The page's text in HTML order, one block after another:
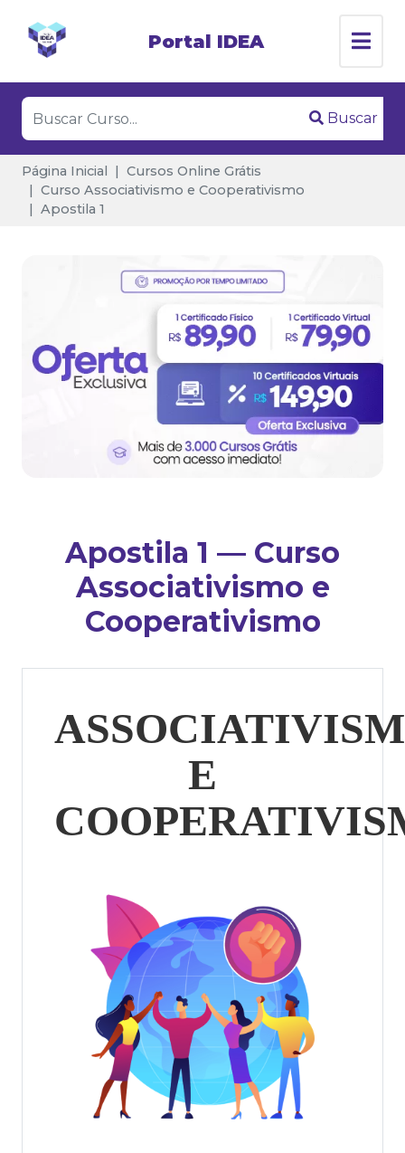
Portal IDEA
Buscar
Página Inicial
Cursos Online Grátis
Curso Associativismo e Cooperativismo
Apostila 1
Apostila 1 — Curso
Associativismo e
Cooperativismo
E